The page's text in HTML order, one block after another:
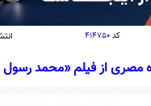
سیاسی
اقتصاد
اقتصادی
جامعه
کد۴۱۴۷۵۰
مصری از فیلم «محمد